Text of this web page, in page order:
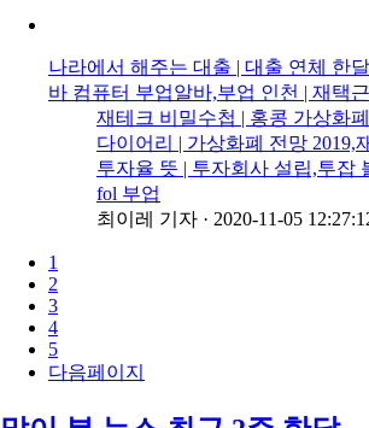
나라에서 해주는 대출 | 대출 연체 한
바 컴퓨터 부업알바,부업 인천 | 재택
재테크 비밀수첩 | 홍콩 가상화
다이어리 | 가상화폐 전망 2019,
투자율 뜻 | 투자회사 설립,투잡
fol 부업
최이레 기자 · 2020-11-05
1
2
3
4
5
다음페이지